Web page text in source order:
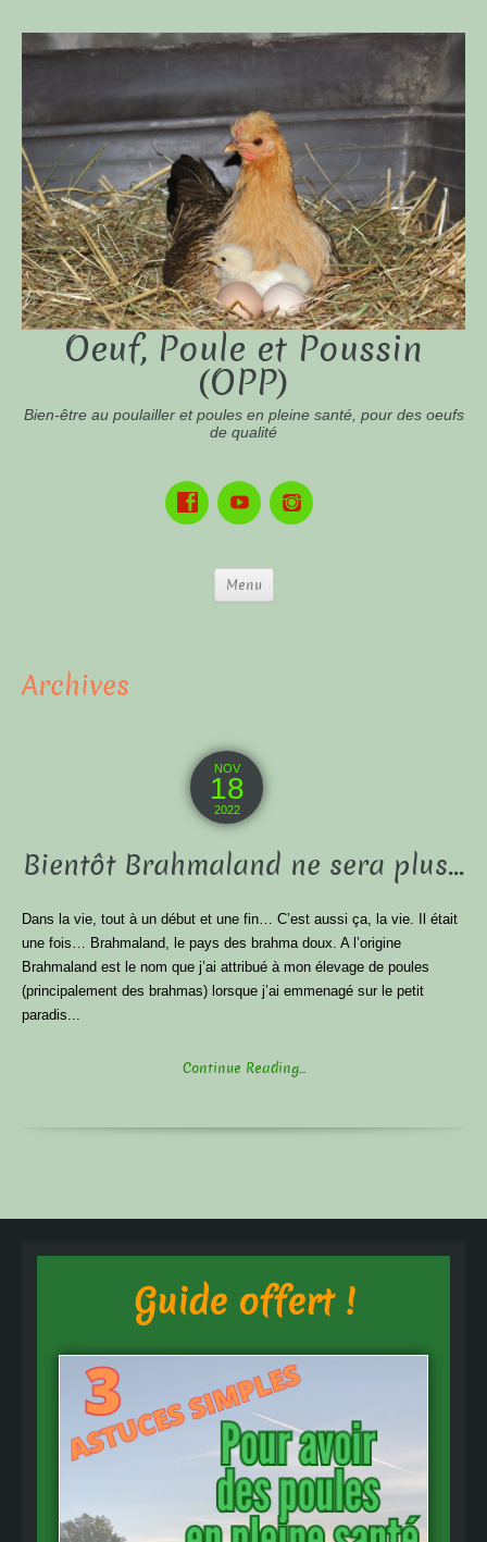
Oeuf, Poule et Poussin
(OPP)
Bien-être au poulailler et poules en pleine santé, pour des oeufs
de qualité
Menu
Archives
NOV
18
2022
Bientôt Brahmaland ne sera plus…
Dans la vie, tout à un début et une fin… C’est aussi ça, la vie. Il était
une fois… Brahmaland, le pays des brahma doux. A l’origine
Brahmaland est le nom que j’ai attribué à mon élevage de poules
(principalement des brahmas) lorsque j’ai emmenagé sur le petit
paradis...
Continue Reading...
Guide offert !